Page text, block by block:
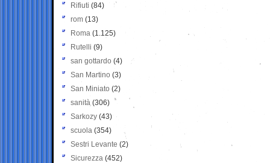
Rifiuti (84)
rom (13)
Roma (1.125)
Rutelli (9)
san gottardo (4)
San Martino (3)
San Miniato (2)
sanità (306)
Sarkozy (43)
scuola (354)
Sestri Levante (2)
Sicurezza (452)